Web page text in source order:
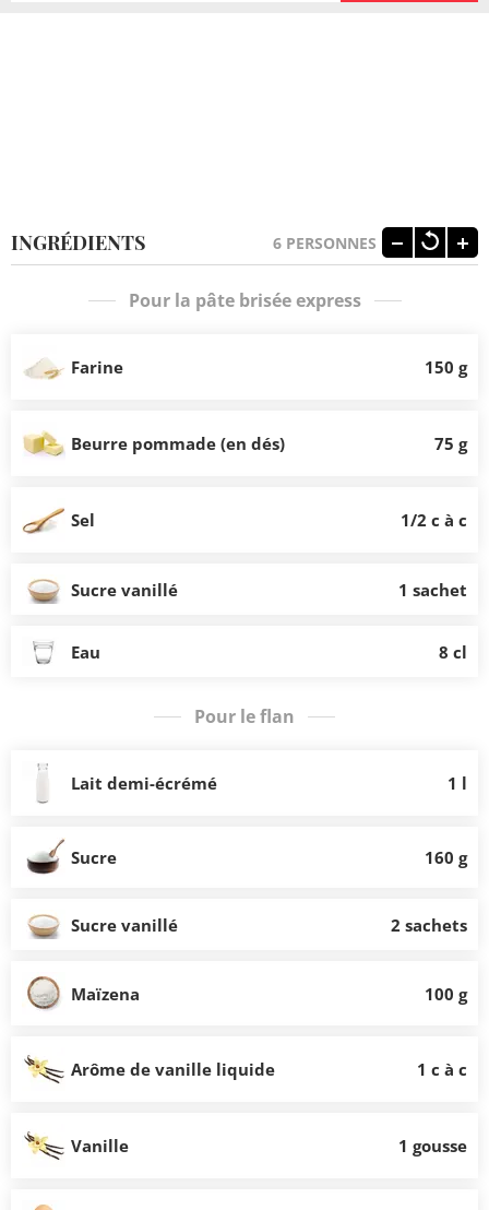
INGRÉDIENTS 6 PERSONNES
Pour la pâte brisée express
Farine 150 g
Beurre pommade (en dés) 75 g
Sel 1/2 c à c
Sucre vanillé 1 sachet
Eau 8 cl
Pour le flan
Lait demi-écrémé 1 l
Sucre 160 g
Sucre vanillé 2 sachets
Maïzena 100 g
Arôme de vanille liquide 1 c à c
Vanille 1 gousse